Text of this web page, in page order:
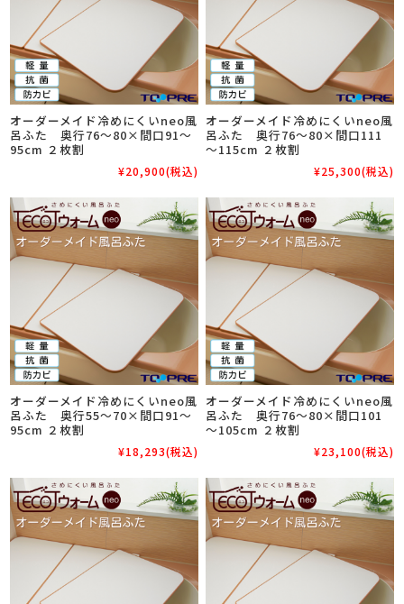
オーダーメイド冷めにくいneo風
呂ふた 奥行76～80×間口91～
95cm ２枚割
¥20,900(税込)
オーダーメイド冷めにくいneo風
呂ふた 奥行76～80×間口111
～115cm ２枚割
¥25,300(税込)
オーダーメイド冷めにくいneo風
呂ふた 奥行55～70×間口91～
95cm ２枚割
¥18,293(税込)
オーダーメイド冷めにくいneo風
呂ふた 奥行76～80×間口101
～105cm ２枚割
¥23,100(税込)